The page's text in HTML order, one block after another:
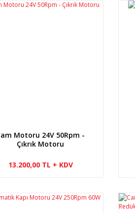
Motoru 24V 50Rpm -
Çıkrık Motoru
13.200,00 TL + KDV